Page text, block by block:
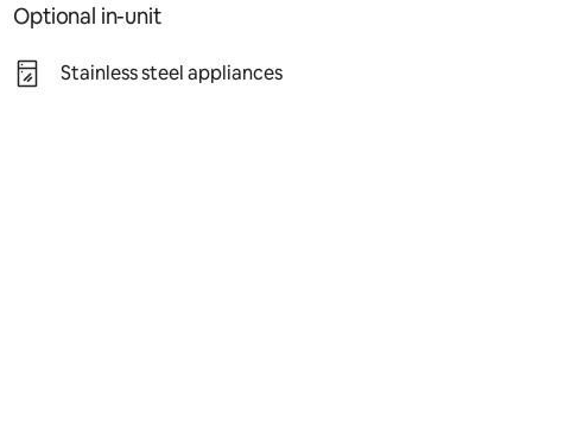
Optional in-unit
Stainless steel appliances